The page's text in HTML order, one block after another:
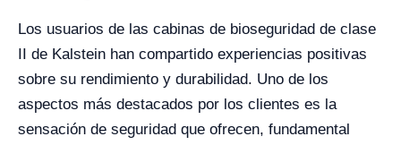
Los usuarios de las cabinas de bioseguridad de clase
II de Kalstein han compartido experiencias positivas
sobre su rendimiento y durabilidad. Uno de los
aspectos más destacados por los clientes es la
sensación de seguridad que ofrecen, fundamental